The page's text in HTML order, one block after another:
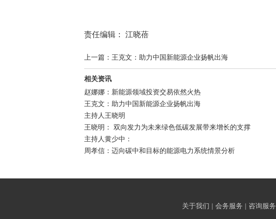
责任编辑： 江晓蓓
上一篇：王克文：助力中国新能源企业扬帆出海
相关资讯
赵娜娜：新能源领域投资交易依然火热
王克文：助力中国新能源企业扬帆出海
主持人王晓明
王晓明： 双向发力为未来绿色低碳发展带来增长的支撑
主持人黄少中：
周孝信：迈向碳中和目标的能源电力系统情景分析
关于我们 | 会务服务 | 咨询服务